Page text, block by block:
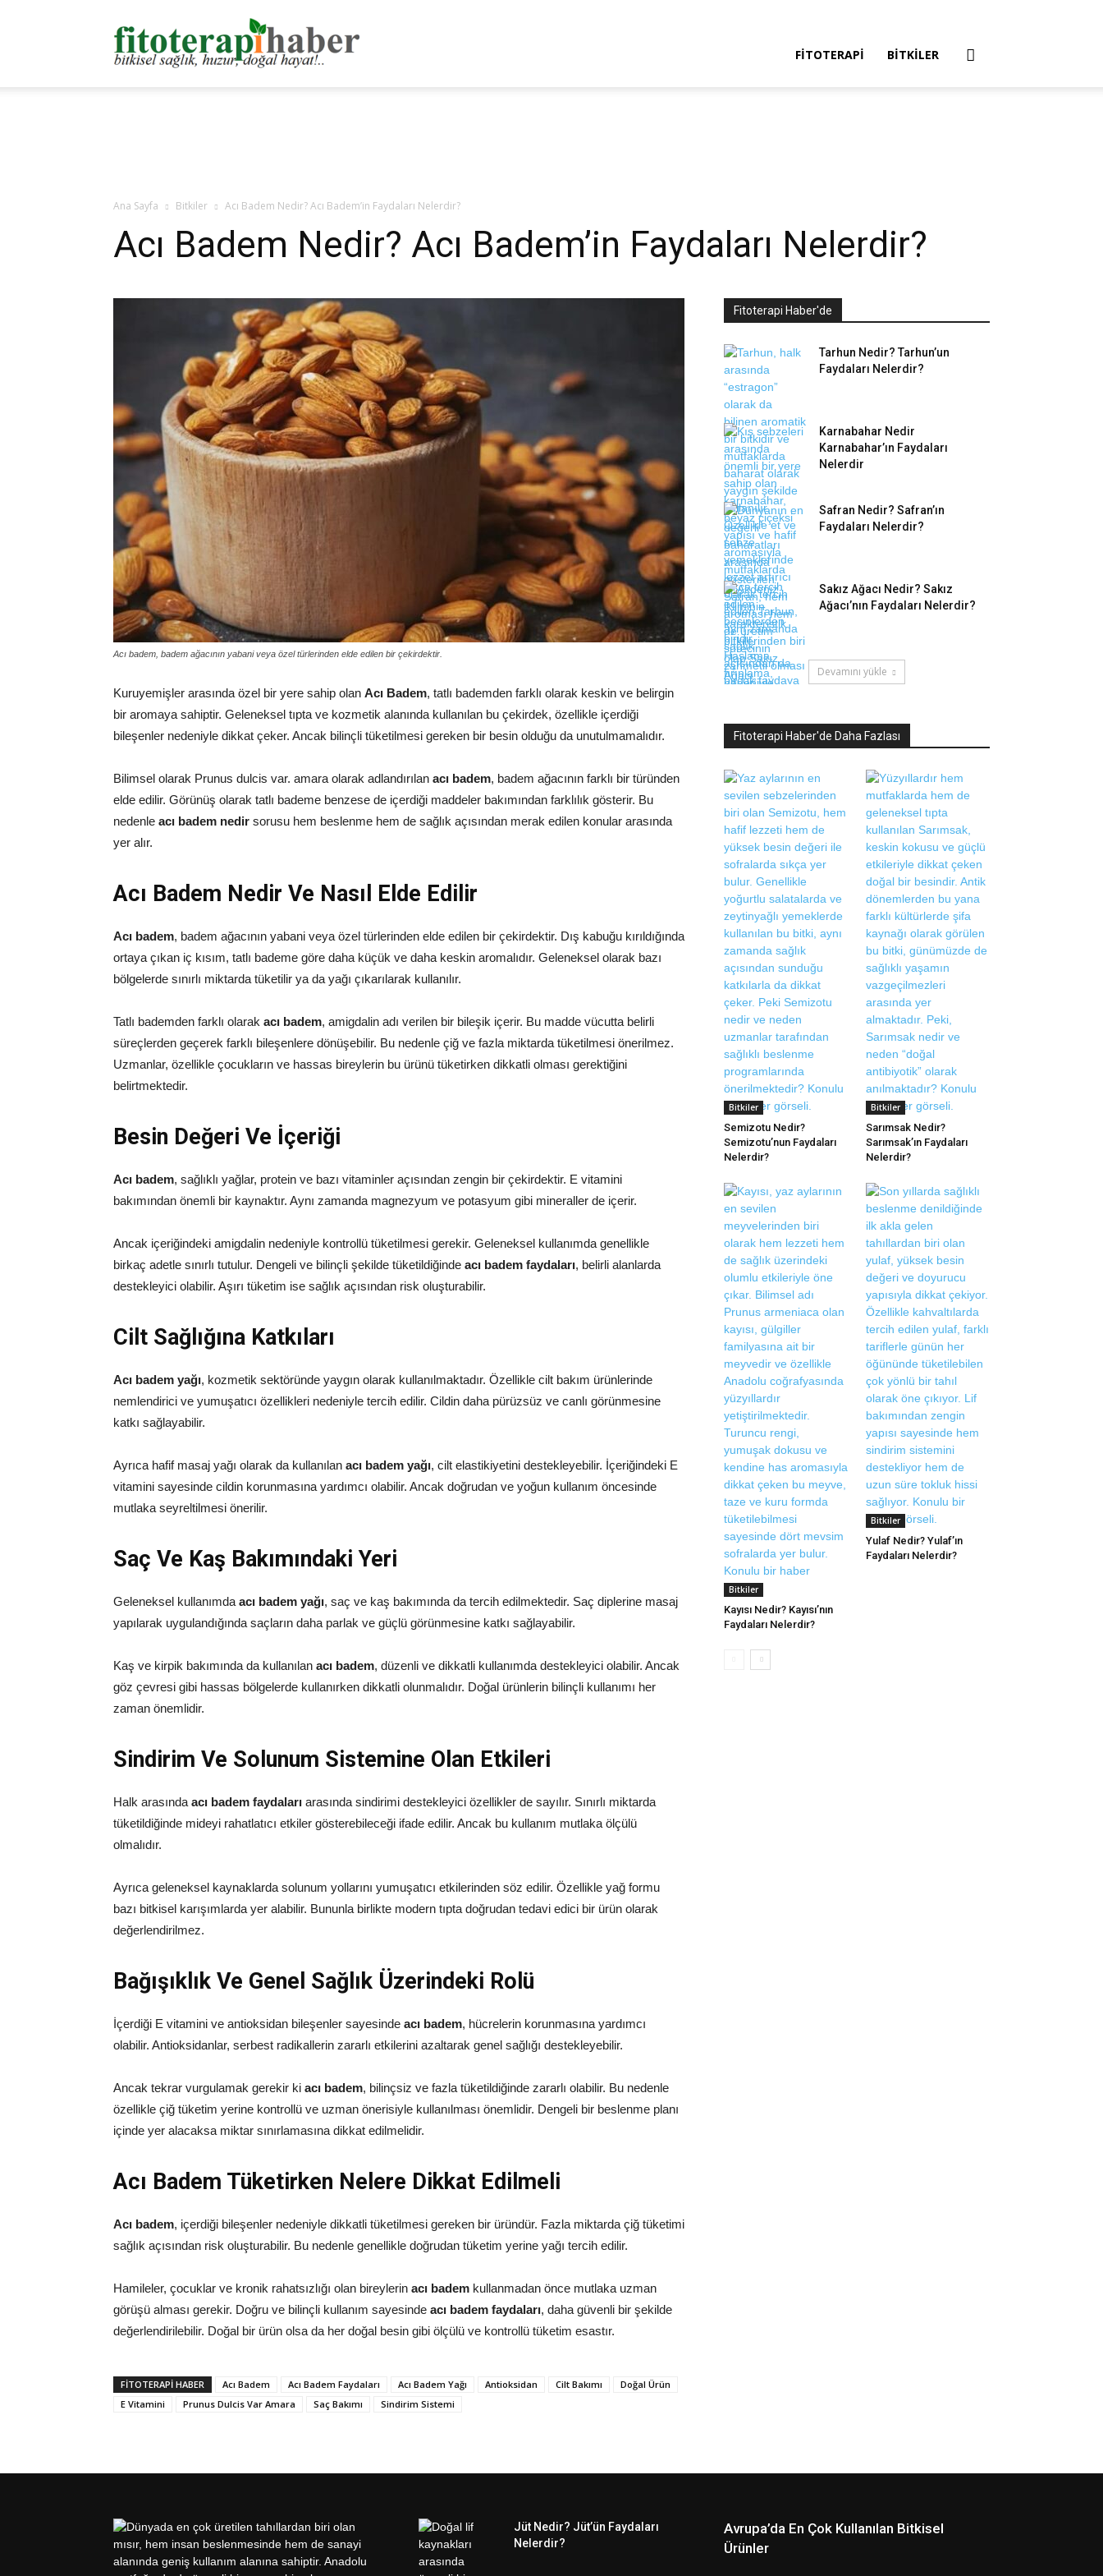
Fitoterapi
FITOTERAPI BITKILER
Ana Sayfa Bitkiler Acı Badem Nedir? Acı Badem’in Faydaları Nelerdir?
Acı Badem Nedir? Acı Badem’in Faydaları Nelerdir?
Acı badem, badem ağacının yabani veya özel türlerinden elde edilen bir çekirdektir.
Kuruyemişler arasında özel bir yere sahip olan Acı Badem, tatlı bademden farklı olarak keskin ve belirgin
bir aromaya sahiptir. Geleneksel tıpta ve kozmetik alanında kullanılan bu çekirdek, özellikle içerdiği
bileşenler nedeniyle dikkat çeker. Ancak bilinçli tüketilmesi gereken bir besin olduğu da unutulmamalıdır.
Bilimsel olarak Prunus dulcis var. amara olarak adlandırılan acı badem, badem ağacının farklı bir türünden
elde edilir. Görünüş olarak tatlı bademe benzese de içerdiği maddeler bakımından farklılık gösterir. Bu
nedenle acı badem nedir sorusu hem beslenme hem de sağlık açısından merak edilen konular arasında
yer alır.
Acı Badem Nedir Ve Nasıl Elde Edilir
Acı badem, badem ağacının yabani veya özel türlerinden elde edilen bir çekirdektir. Dış kabuğu kırıldığında
ortaya çıkan iç kısım, tatlı bademe göre daha küçük ve daha keskin aromalıdır. Geleneksel olarak bazı
bölgelerde sınırlı miktarda tüketilir ya da yağı çıkarılarak kullanılır.
Tatlı bademden farklı olarak acı badem, amigdalin adı verilen bir bileşik içerir. Bu madde vücutta belirli
süreçlerden geçerek farklı bileşenlere dönüşebilir. Bu nedenle çiğ ve fazla miktarda tüketilmesi önerilmez.
Uzmanlar, özellikle çocukların ve hassas bireylerin bu ürünü tüketirken dikkatli olması gerektiğini
belirtmektedir.
Besin Değeri Ve İçeriği
Acı badem, sağlıklı yağlar, protein ve bazı vitaminler açısından zengin bir çekirdektir. E vitamini
bakımından önemli bir kaynaktır. Aynı zamanda magnezyum ve potasyum gibi mineraller de içerir.
Ancak içeriğindeki amigdalin nedeniyle kontrollü tüketilmesi gerekir. Geleneksel kullanımda genellikle
birkaç adetle sınırlı tutulur. Dengeli ve bilinçli şekilde tüketildiğinde acı badem faydaları, belirli alanlarda
destekleyici olabilir. Aşırı tüketim ise sağlık açısından risk oluşturabilir.
Cilt Sağlığına Katkıları
Acı badem yağı, kozmetik sektöründe yaygın olarak kullanılmaktadır. Özellikle cilt bakım ürünlerinde
nemlendirici ve yumuşatıcı özellikleri nedeniyle tercih edilir. Cildin daha pürüzsüz ve canlı görünmesine
katkı sağlayabilir.
Ayrıca hafif masaj yağı olarak da kullanılan acı badem yağı, cilt elastikiyetini destekleyebilir. İçeriğindeki E
vitamini sayesinde cildin korunmasına yardımcı olabilir. Ancak doğrudan ve yoğun kullanım öncesinde
mutlaka seyreltilmesi önerilir.
Saç Ve Kaş Bakımındaki Yeri
Geleneksel kullanımda acı badem yağı, saç ve kaş bakımında da tercih edilmektedir. Saç diplerine masaj
yapılarak uygulandığında saçların daha parlak ve güçlü görünmesine katkı sağlayabilir.
Kaş ve kirpik bakımında da kullanılan acı badem, düzenli ve dikkatli kullanımda destekleyici olabilir. Ancak
göz çevresi gibi hassas bölgelerde kullanırken dikkatli olunmalıdır. Doğal ürünlerin bilinçli kullanımı her
zaman önemlidir.
Sindirim Ve Solunum Sistemine Olan Etkileri
Halk arasında acı badem faydaları arasında sindirimi destekleyici özellikler de sayılır. Sınırlı miktarda
tüketildiğinde mideyi rahatlatıcı etkiler gösterebileceği ifade edilir. Ancak bu kullanım mutlaka ölçülü
olmalıdır.
Ayrıca geleneksel kaynaklarda solunum yollarını yumuşatıcı etkilerinden söz edilir. Özellikle yağ formu
bazı bitkisel karışımlarda yer alabilir. Bununla birlikte modern tıpta doğrudan tedavi edici bir ürün olarak
değerlendirilmez.
Bağışıklık Ve Genel Sağlık Üzerindeki Rolü
İçerdiği E vitamini ve antioksidan bileşenler sayesinde acı badem, hücrelerin korunmasına yardımcı
olabilir. Antioksidanlar, serbest radikallerin zararlı etkilerini azaltarak genel sağlığı destekleyebilir.
Ancak tekrar vurgulamak gerekir ki acı badem, bilinçsiz ve fazla tüketildiğinde zararlı olabilir. Bu nedenle
özellikle çiğ tüketim yerine kontrollü ve uzman önerisiyle kullanılması önemlidir. Dengeli bir beslenme planı
içinde yer alacaksa miktar sınırlamasına dikkat edilmelidir.
Acı Badem Tüketirken Nelere Dikkat Edilmeli
Acı badem, içerdiği bileşenler nedeniyle dikkatli tüketilmesi gereken bir üründür. Fazla miktarda çiğ tüketimi
sağlık açısından risk oluşturabilir. Bu nedenle genellikle doğrudan tüketim yerine yağı tercih edilir.
Hamileler, çocuklar ve kronik rahatsızlığı olan bireylerin acı badem kullanmadan önce mutlaka uzman
görüşü alması gerekir. Doğru ve bilinçli kullanım sayesinde acı badem faydaları, daha güvenli bir şekilde
değerlendirilebilir. Doğal bir ürün olsa da her doğal besin gibi ölçülü ve kontrollü tüketim esastır.
FITOTERAPI HABER Acı Badem Acı Badem Faydaları Acı Badem Yağı Antioksidan Cilt Bakımı
Doğal Ürün
E Vitamini
Prunus Dulcis Var Amara Saç Bakımı Sindirim Sistemi
Fitoterapi Haber'de
Tarhun Nedir? Tarhun’un
Faydaları Nelerdir?
Karnabahar Nedir
Karnabahar’ın Faydaları
Nelerdir
Safran Nedir? Safran’ın
Faydaları Nelerdir?
Sakız Ağacı Nedir? Sakız
Ağacı’nın Faydaları Nelerdir?
Devamını yükle
Fitoterapi Haber'de Daha Fazlası
Bitkiler
Semizotu Nedir?
Semizotu’nun Faydaları
Nelerdir?
Bitkiler
Sarımsak Nedir?
Sarımsak’ın Faydaları
Nelerdir?
Bitkiler
Kayısı Nedir? Kayısı’nın
Faydaları Nelerdir?
Bitkiler
Yulaf Nedir? Yulaf’ın
Faydaları Nelerdir?
Jüt Nedir? Jüt’ün Faydaları
Nelerdir?
Avrupa’da En Çok Kullanılan Bitkisel
Ürünler